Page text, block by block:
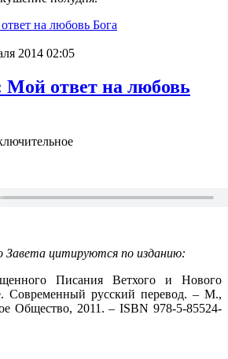
на любовь Бога
2014 02:05
Мой ответ на любовь
Завета цитируются по изданию:
Писания Ветхого и Нового
Современный русский перевод. – М.,
Общество, 2011. – ISBN 978-5-85524-